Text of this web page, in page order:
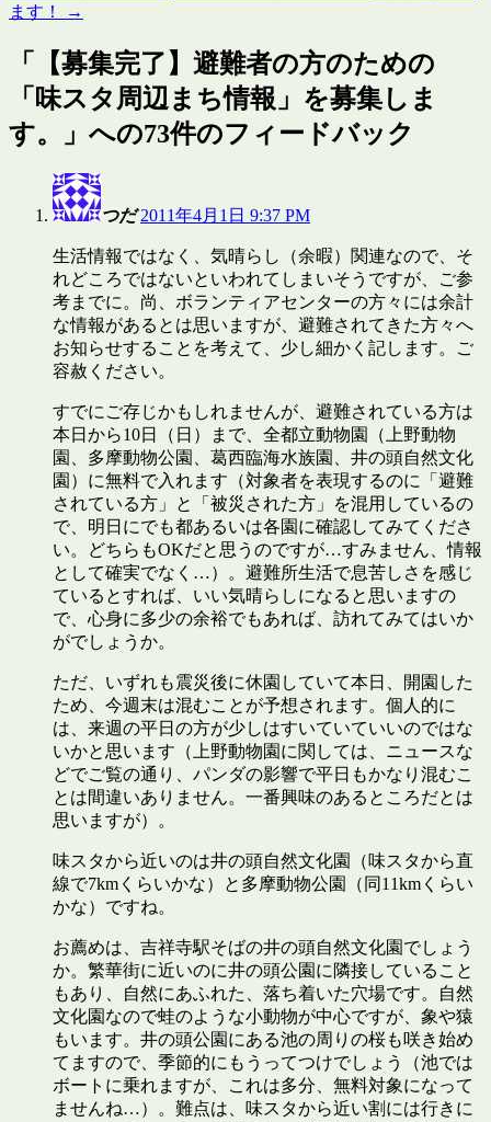
ます！
→
「
【募集完了】避難者の方のための
「味スタ周辺まち情報」を募集しま
す。
」への73件のフィードバック
つだ 2011年4月1日 9:37 PM
生活情報ではなく、気晴らし（余暇）関連なので、そ
れどころではないといわれてしまいそうですが、ご参
考までに。尚、ボランティアセンターの方々には余計
な情報があるとは思いますが、避難されてきた方々へ
お知らせすることを考えて、少し細かく記します。ご
容赦ください。
すでにご存じかもしれませんが、避難されている方は
本日から10日（日）まで、全都立動物園（上野動物
園、多摩動物公園、葛西臨海水族園、井の頭自然文化
園）に無料で入れます（対象者を表現するのに「避難
されている方」と「被災された方」を混用しているの
で、明日にでも都あるいは各園に確認してみてくださ
い。どちらもOKだと思うのですが…すみません、情報
として確実でなく…）。避難所生活で息苦しさを感じ
ているとすれば、いい気晴らしになると思いますの
で、心身に多少の余裕でもあれば、訪れてみてはいか
がでしょうか。
ただ、いずれも震災後に休園していて本日、開園した
ため、今週末は混むことが予想されます。個人的に
は、来週の平日の方が少しはすいていていいのではな
いかと思います（上野動物園に関しては、ニュースな
どでご覧の通り、パンダの影響で平日もかなり混むこ
とは間違いありません。一番興味のあるところだとは
思いますが）。
味スタから近いのは井の頭自然文化園（味スタから直
線で7kmくらいかな）と多摩動物公園（同11kmくらい
かな）ですね。
お薦めは、吉祥寺駅そばの井の頭自然文化園でしょう
か。繁華街に近いのに井の頭公園に隣接していること
もあり、自然にあふれた、落ち着いた穴場です。自然
文化園なので蛙のような小動物が中心ですが、象や猿
もいます。井の頭公園にある池の周りの桜も咲き始め
てますので、季節的にもうってつけでしょう（池では
ボートに乗れますが、これは多分、無料対象になって
ませんね…）。難点は、味スタから近い割には行きに